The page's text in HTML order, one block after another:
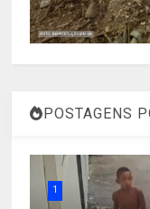
POSTAGENS
1